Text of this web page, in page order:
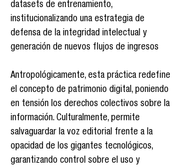
datasets de entrenamiento,
institucionalizando una estrategia de
defensa de la integridad intelectual y
generación de nuevos flujos de ingresos
Antropológicamente, esta práctica redefine
el concepto de patrimonio digital, poniendo
en tensión los derechos colectivos sobre la
información. Culturalmente, permite
salvaguardar la voz editorial frente a la
opacidad de los gigantes tecnológicos,
garantizando control sobre el uso y